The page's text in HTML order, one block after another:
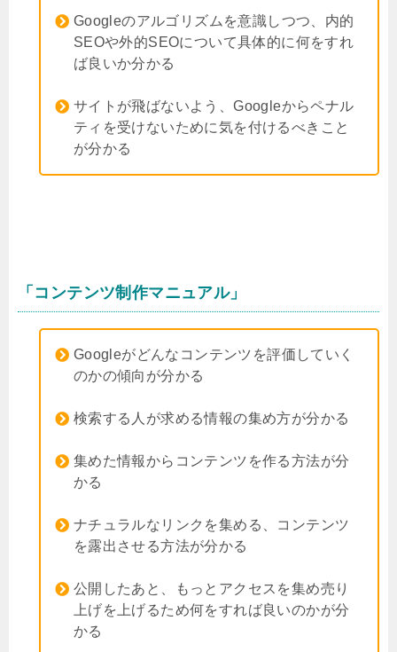
Googleのアルゴリズムを意識しつつ、内的
SEOや外的SEOについて具体的に何をすれ
ば良いか分かる
サイトが飛ばないよう、Googleからペナル
ティを受けないために気を付けるべきこと
が分かる
「コンテンツ制作マニュアル」
Googleがどんなコンテンツを評価していく
のかの傾向が分かる
検索する人が求める情報の集め方が分かる
集めた情報からコンテンツを作る方法が分
かる
ナチュラルなリンクを集める、コンテンツ
を露出させる方法が分かる
公開したあと、もっとアクセスを集め売り
上げを上げるため何をすれば良いのかが分
かる